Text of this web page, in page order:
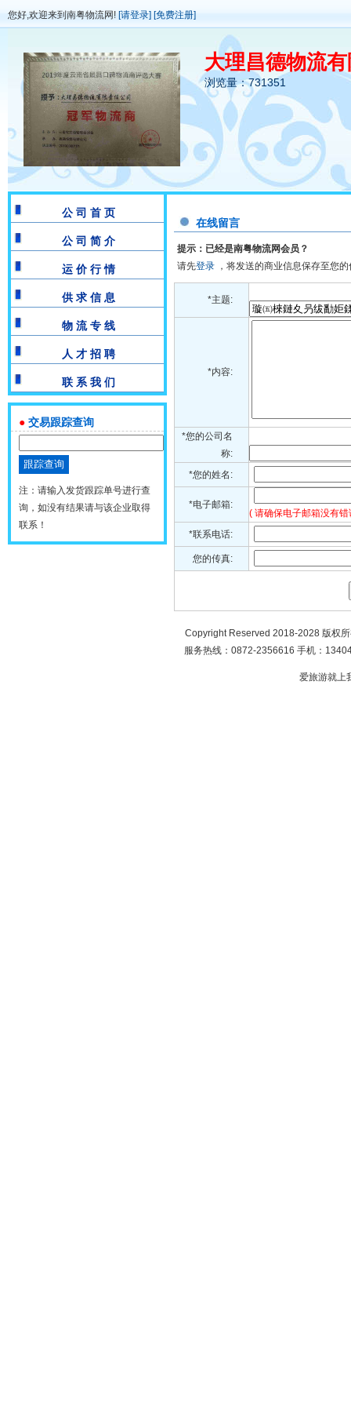
您好,欢迎来到南粤物流网! [请登录] [免费注册]
大理昌德物流
浏览量：731351
公 司 首 页
公 司 简 介
运 价 行 情
供 求 信 息
物 流 专 线
人 才 招 聘
联 系 我 们
● 交易跟踪查询
注：请输入发货跟踪单号进行查
询，如没有结果请与该企业取得
联系！
在线留言
提示：已经是南粤物流网会员？
请先登录 ，将发送的商业信息保存至您
*主题:
*内容:
*您的公司名
称:
*您的姓名:
*电子邮箱:
( 请确保电子邮箱没有
*联系电话:
您的传真:
Copyright Reserved 2018-2028 版权
服务热线：0872-2356616 手机：
爱旅游就上